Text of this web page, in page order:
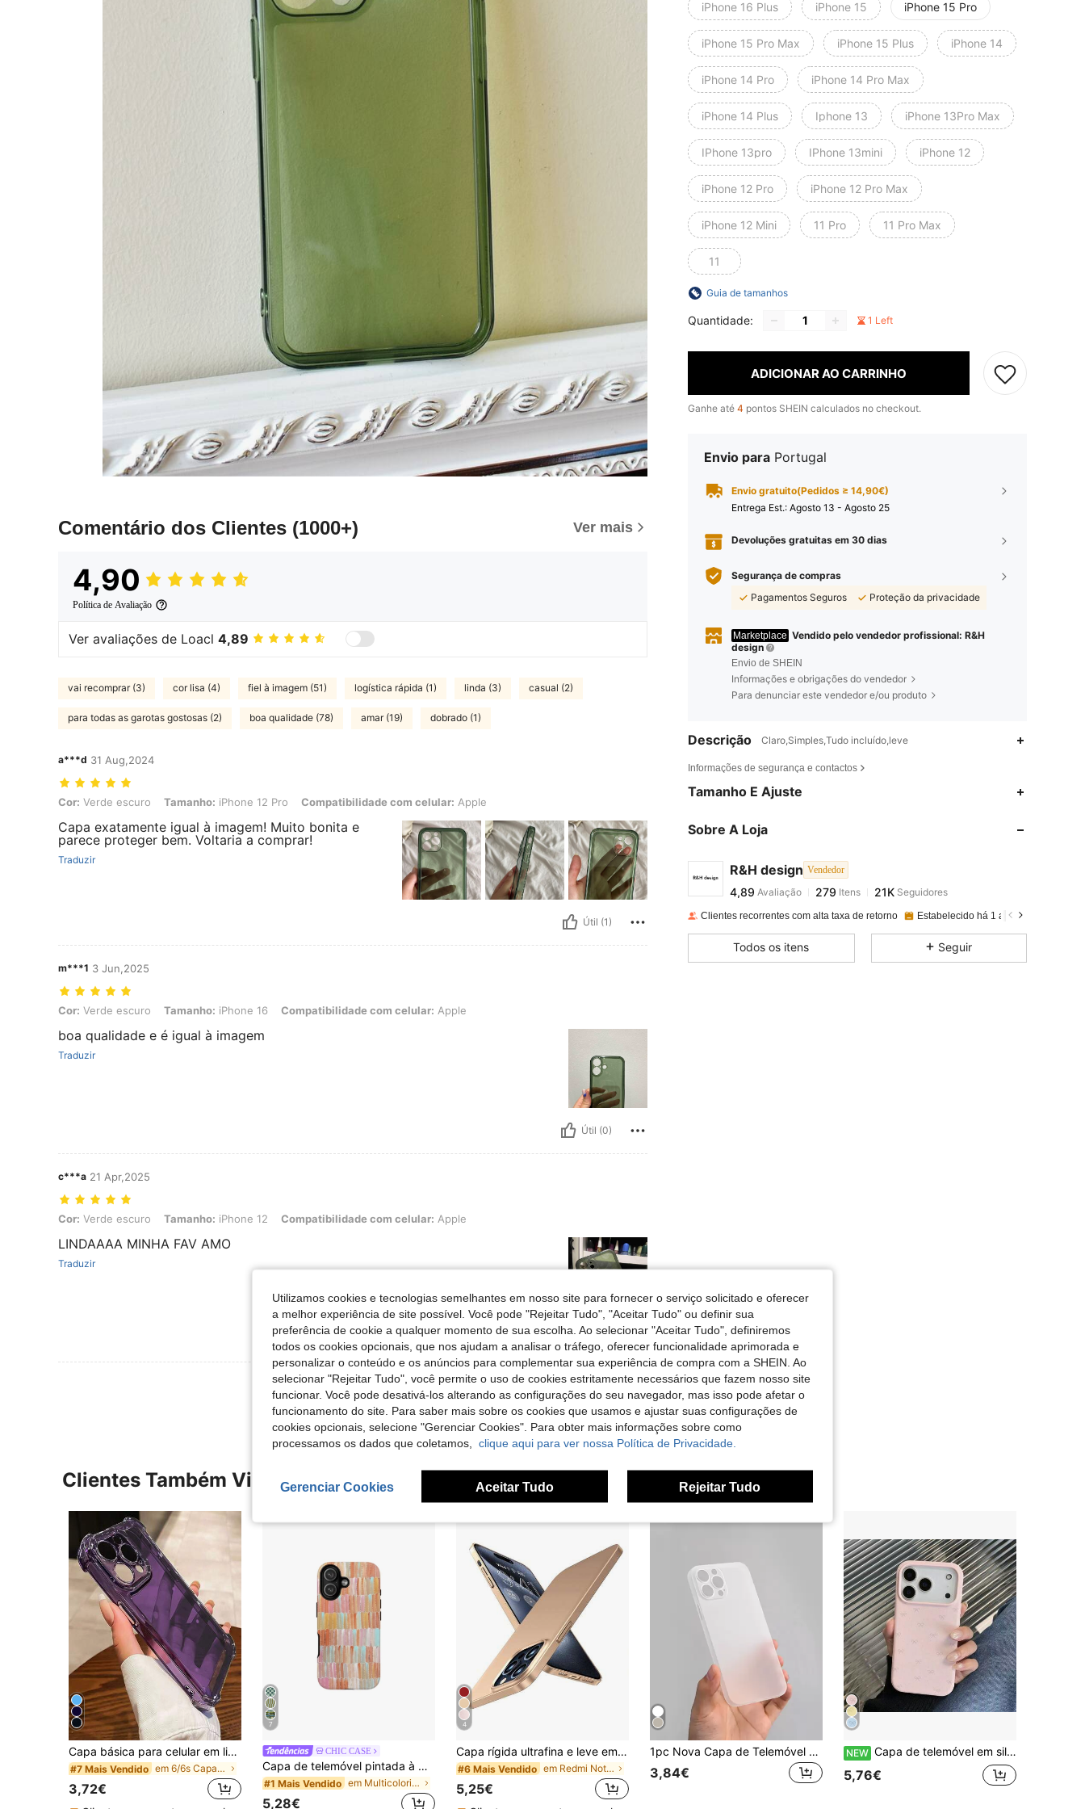
Comentário dos Clientes (1000+) Ver mais
4,90
Política de Avaliação
Ver avaliações de Loacl 4,89
vai recomprar (3) cor lisa (4) fiel à imagem (51) logística rápida (1) linda (3) casual (2)
para todas as garotas gostosas (2) boa qualidade (78) amar (19) dobrado (1)
a***d 31 Aug,2024
Cor: Verde escuro, Tamanho: iPhone 12 Pro, Compatibilidade com celular: Apple
Cor: Verde escuro Tamanho: iPhone 12 Pro Compatibilidade com celular: Apple
Capa exatamente igual à imagem! Muito bonita e
parece proteger bem. Voltaria a comprar!
Traduzir
Útil (1)
m***1 3 Jun,2025
Cor: Verde escuro, Tamanho: iPhone 16, Compatibilidade com celular: Apple
Cor: Verde escuro Tamanho: iPhone 16 Compatibilidade com celular: Apple
boa qualidade e é igual à imagem
Traduzir
Útil (0)
c***a 21 Apr,2025
Cor: Verde escuro, Tamanho: iPhone 12, Compatibilidade com celular: Apple
Cor: Verde escuro Tamanho: iPhone 12 Compatibilidade com celular: Apple
LINDAAAA MINHA FAV AMO
Traduzir
Ver Mais Avaliações
iPhone 16 Plus iPhone 15 iPhone 15 Pro
iPhone 15 Pro Max iPhone 15 Plus iPhone 14
iPhone 14 Pro iPhone 14 Pro Max
iPhone 14 Plus Iphone 13 iPhone 13Pro Max
IPhone 13pro IPhone 13mini iPhone 12
iPhone 12 Pro iPhone 12 Pro Max
iPhone 12 Mini 11 Pro 11 Pro Max
11
Guia de tamanhos
Quantidade: 1 Left
ADICIONAR AO CARRINHO
Ganhe até 4 pontos SHEIN calculados no checkout.
Envio para Portugal
Envio gratuito(Pedidos ≥ 14,90€)
Entrega Est.: Agosto 13 - Agosto 25
Devoluções gratuitas em 30 dias
Segurança de compras
Pagamentos Seguros
Proteção da privacidade
Marketplace Vendido pelo vendedor profissional: R&H
design
Envio de SHEIN
Informações e obrigações do vendedor
Para denunciar este vendedor e/ou produto
Descrição Claro,Simples,Tudo incluído,leve
Informações de segurança e contactos
Tamanho E Ajuste
Sobre A Loja
R&H design Vendedor
4,89
4,89
Avaliação 279Itens
a***tpago1 dia atrás
Clientes recorrentes com alta taxa de retorno Estabelecido há 1 ano
Todos os itens Seguir
Clientes Também Visitaram
Capa básica para celular em liga metálica, com proteção de tela, material sólido, colorida, pintada com efeito metálico eletrogalvanizado, à prova de choque, compatível com iPhone 16/16 Pro/16 Plus/16 Pro Max/17 Pro Max/17 Pro/17/17 Air, roxa, translúcida, ideal para presente de primavera, presente de aniversário para mães
#7 Mais Vendido em 6/6s Capas básicas para telemóvel
3,72€
7
CHIC CASE
Capa de telemóvel pintada à mão com riscas verticais, capa de telemóvel neutra rosa laranja azul compatível com iPhone 17 16 15 14 13 12 11 Pro Max
#1 Mais Vendido em Multicolorido Capas de telemóvel da moda
5,28€
4
Capa rígida ultrafina e leve em policarbonato (1 unidade), compatível com iPhone 16, 15, 14, 13, 12, 11 Pro, Plus, Max, Mini, 7, 8, SE, 16e, 7P, X, XR, Xs Max e Galaxy S25 Ultra, S24, S23 Ultra, S22, S21, S25 Edge e Série A. Resistente à água, impactos e arranhões.
#6 Mais Vendido em Redmi Note 10 Capas básicas para telemóvel
5,25€
1pc Nova Capa de Telemóvel Transparente com Diamante Brilhante de Luxo, Adequada para iPhone 17/17 Pro Max/16/15/14 Plus/13/12/11 Pro Max, Ótimo Presente para Amigos
3,84€
NEW Capa de telemóvel em silicone líquido com design de padrão de laço e bolinhas, macia e antichoque, para iPhone 17 Pro Max, 16, 15, 14 Plus, 13, 12, 11
5,76€
Utilizamos cookies e tecnologias semelhantes em nosso site para fornecer o serviço solicitado e oferecer
a melhor experiência de site possível. Você pode "Rejeitar Tudo", "Aceitar Tudo" ou definir sua
preferência de cookie a qualquer momento de sua escolha. Ao selecionar "Aceitar Tudo", definiremos
todos os cookies opcionais, que nos ajudam a analisar o tráfego, oferecer funcionalidade aprimorada e
personalizar o conteúdo e os anúncios para complementar sua experiência de compra com a SHEIN. Ao
selecionar "Rejeitar Tudo", você permite o uso de cookies estritamente necessários que fazem nosso site
funcionar. Você pode desativá-los alterando as configurações do seu navegador, mas isso pode afetar o
funcionamento do site. Para saber mais sobre os cookies que usamos e ajustar suas configurações de
cookies opcionais, selecione "Gerenciar Cookies". Para obter mais informações sobre como
processamos os dados que coletamos, clique aqui para ver nossa Política de Privacidade.
Gerenciar Cookies Aceitar Tudo Rejeitar Tudo